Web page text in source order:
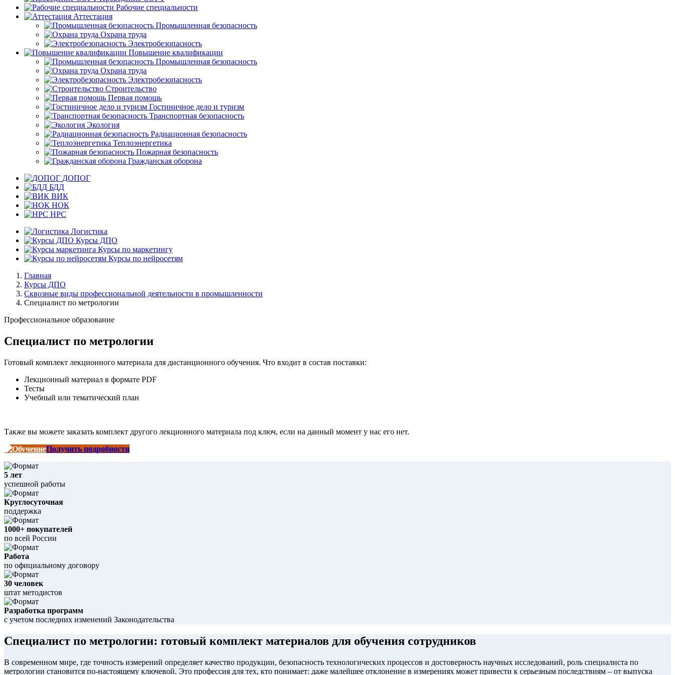
Рабочие специальности
Аттестация
Промышленная безопасность
Охрана труда
Электробезопасность
Повышение квалификации
Промышленная безопасность
Охрана труда
Электробезопасность
Строительство
Первая помощь
Гостиничное дело и туризм
Транспортная безопасность
Экология
Радиационная безопасность
Теплоэнергетика
Пожарная безопасность
Гражданская оборона
ДОПОГ
БДД
ВИК
НОК
НРС
Логистика
Курсы ДПО
Курсы по маркетингу
Курсы по нейросетям
Главная
Курсы ДПО
Сквозные виды профессиональной деятельности в промышленности
Специалист по метрологии
Профессиональное образование
Специалист по метрологии
Готовый комплект лекционного материала для дистанционного обучения. Что входит в состав поставки:
Лекционный материал в формате PDF
Тесты
Учебный или тематический план
Также вы можете заказать комплект другого лекционного материала под ключ, если на данный момент у нас его нет.
Получить подробности
5 лет
успешной работы
Круглосуточная
поддержка
1000+ покупателей
по всей России
Работа
по официальному договору
30 человек
штат методистов
Разработка программ
с учетом последних изменений Законодательства
Специалист по метрологии: готовый комплект материалов для обучения сотрудников
В современном мире, где точность измерений определяет качество продукции, безопасность технологических процессов и достоверность научных исследований, роль специалиста по
метрологии становится по-настоящему ключевой. Это профессия для тех, кто понимает: даже малейшее отклонение в измерениях может привести к серьезным последствиям – от выпуска